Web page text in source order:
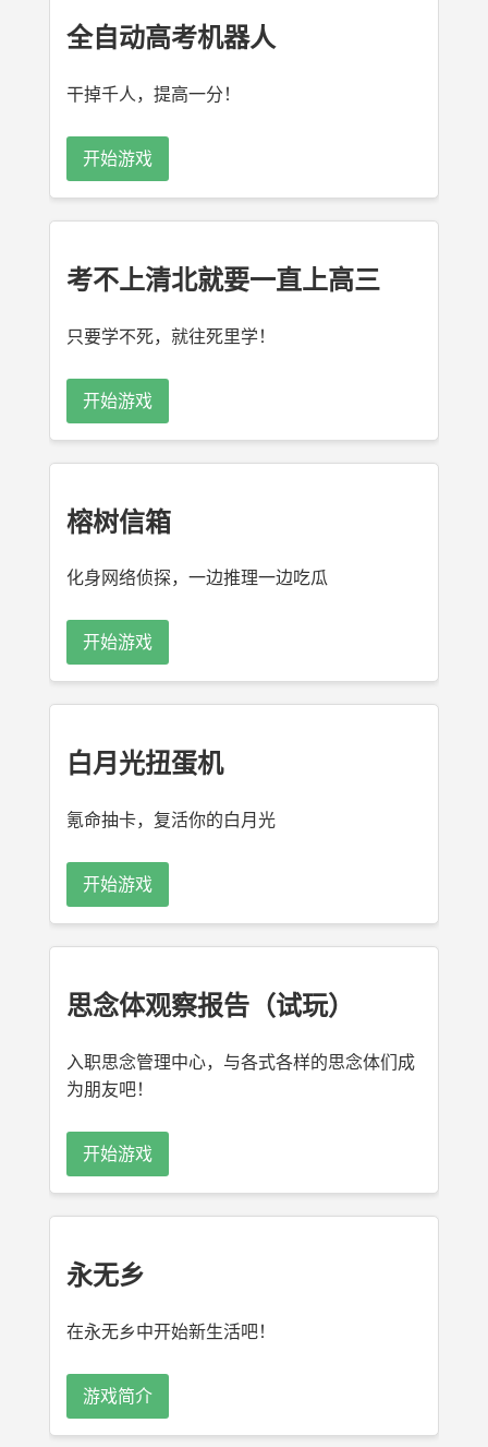
全自动高考机器人
干掉千人，提高一分！
开始游戏
考不上清北就要一直上高三
只要学不死，就往死里学！
开始游戏
榕树信箱
化身网络侦探，一边推理一边吃瓜
开始游戏
白月光扭蛋机
氪命抽卡，复活你的白月光
开始游戏
思念体观察报告（试玩）
入职思念管理中心，与各式各样的思念体们成
为朋友吧！
开始游戏
永无乡
在永无乡中开始新生活吧！
游戏简介